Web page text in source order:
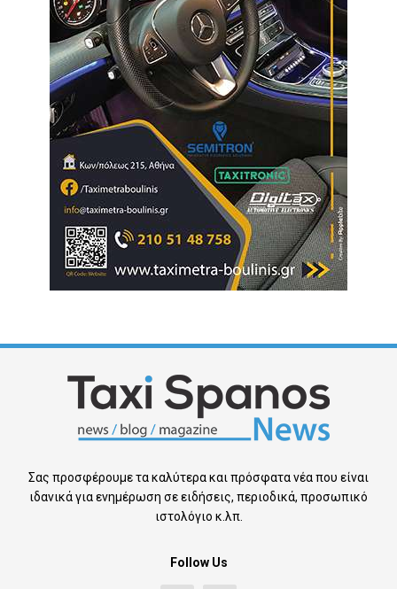
Σας προσφέρουμε τα καλύτερα και πρόσφατα νέα που είναι
ιδανικά για ενημέρωση σε ειδήσεις, περιοδικά, προσωπικό
ιστολόγιο κ.λπ.
Follow Us